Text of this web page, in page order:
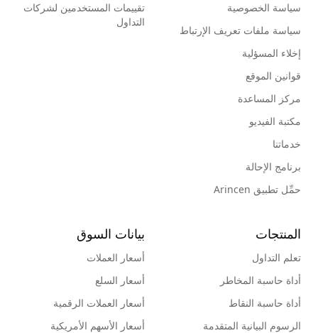
سياسة الخصوصية
سياسة ملفات تعريف الإرتباط
إخلاء المسؤلية
قوانين الموقع
مركز المساعدة
مكتبة الفيديو
خدماتنا
برنامج الإحالة
حمِّل تطبيق Arincen
تقييمات المستخدمين لشركات
التداول
المنتجات
تعلم التداول
أداة حاسبة المخاطر
أداة حاسبة النقاط
الرسوم البيانية المتقدمة
بيانات السوق
أسعار العملات
أسعار السلع
أسعار العملات الرقمية
أسعار الأسهم الأمريكية